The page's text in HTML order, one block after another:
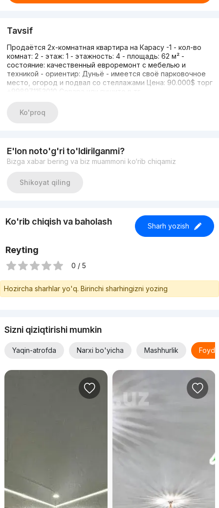
Tavsif
Продаётся 2х-комнатная квартира на Карасу -1 - кол-во
комнат: 2 - этаж: 1 - этажность: 4 - площадь: 62 м² -
состояние: качественный евроремонт с мебелью и
техникой - ориентир: Дуньё - имеется своё парковочное
место, огород и подвал со стеллажами Цена: 90.000$ торг
+998971153010 Севара или пишите в тг
Ko'proq
E'lon noto'g'ri to'ldirilganmi?
Bizga xabar bering va biz muammoni ko‘rib chiqamiz
Shikoyat qiling
Ko'rib chiqish va baholash Sharh yozish
Reyting
0 / 5
Hozircha sharhlar yo'q. Birinchi sharhingizni yozing
Sizni qiziqtirishi mumkin
Yaqin-atrofda Narxi bo'yicha Mashhurlik